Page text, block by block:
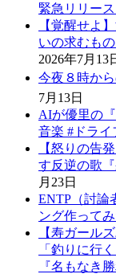
緊急リリー
【覚醒せよ
いの求むも
2026年7月13
今夜８時から
7月13日
AIが優里の
音楽 #ドライ
【怒りの告
す反逆の歌
月23日
ENTP（討論
ング作って
【寿ガール
「釣りに行
『名もなき